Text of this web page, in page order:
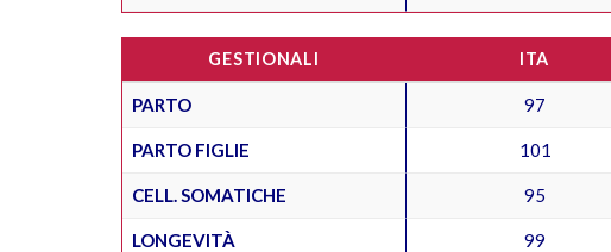
GESTIONALI ITA
PARTO 97
PARTO FIGLIE 101
CELL. SOMATICHE 95
LONGEVITÀ 99